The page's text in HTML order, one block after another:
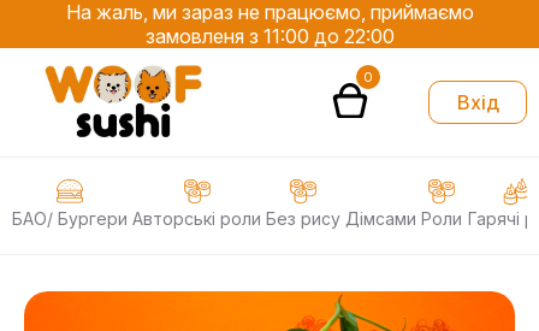
На жаль, ми зараз не працюємо, приймаємо
замовленя з 11:00 до 22:00
0
Вхід
БАО/ Бургери Авторські роли Без рису Дімсами Роли Гарячі